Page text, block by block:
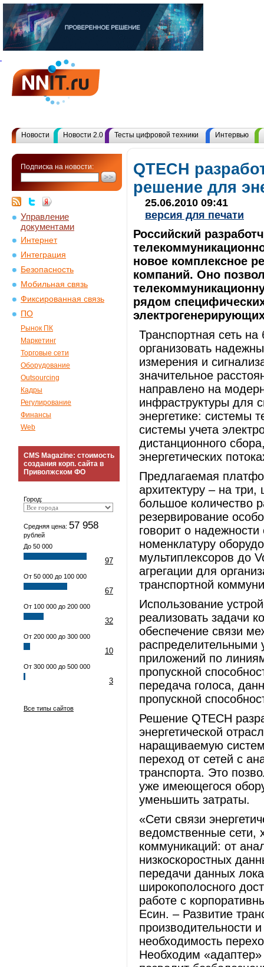
Новости
Новости 2.0 Тесты цифровой техники Интервью
Подписка на новости:
Управление
документами
Интернет
Интеграция
Безопасность
Мобильная связь
Фиксированная связь
ПО
Рынок ПК
Маркетинг
Торговые сети
Оборудование
Outsourcing
Кадры
Регулирование
Финансы
Web
CMS Magazine: стоимость
создания корп. сайта в
Приволжском ФО
Город:
Средняя цена: 57 958
рублей
До 50 000
97
От 50 000 до 100 000
67
От 100 000 до 200 000
32
От 200 000 до 300 000
10
От 300 000 до 500 000
3
Все типы сайтов
QTECH
решение для
25.06.2010 09:41
версия для печати
Российский
новое комплексное
компаний. Оно
рядом
Транспортная сеть
организовать
измерения и
значительное
направлено на
инфраструктуры для
энергетике: системы
системы учета
дистанционного
энергетических
Предлагаемая
архитектуру – на
большое количество
резервирование
говорит о
номенклатуру
мультиплексоров до
агрегации для
транспортной
Использование
реализовать задачи
обеспечение связи
распределительными
приложений по
пропускной
передача голоса,
пропускной
Решение QTECH
энергетической
наращиваемую
переход от сетей с
транспорта. Это
уже имеющегося
уменьшить затраты.
«Сети связи
ведомственные сети,
коммуникаций: от
низкоскоростных
передачи данных
широкополосного
работе с
Есин. – Развитие
производительности
необходимость
Необходим